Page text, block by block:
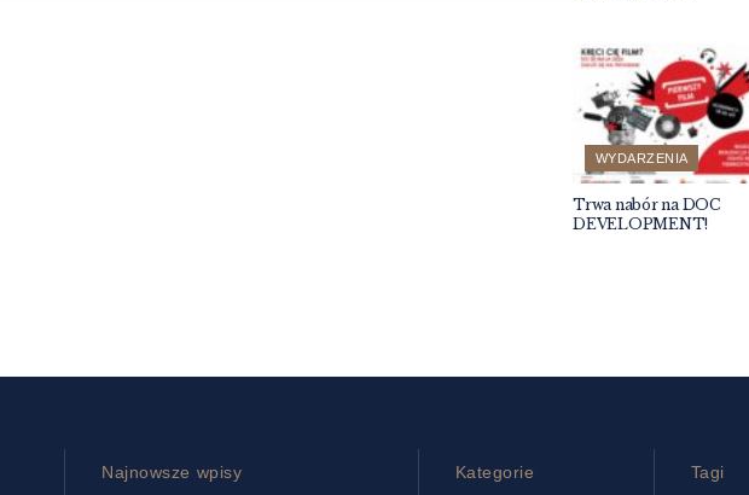
WYDARZENIA
Trwa nabór na DOC
DEVELOPMENT!
Najnowsze wpisy Kategorie Tagi